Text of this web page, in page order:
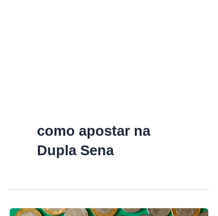
como apostar na
Dupla Sena